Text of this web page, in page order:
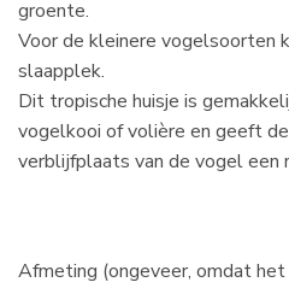
groente.
Voor de kleinere vogelsoorten
slaapplek.
Dit tropische huisje is
vogelkooi of volière en geeft
verblijfplaats van de vogel een
Afmeting (ongeveer, omdat het